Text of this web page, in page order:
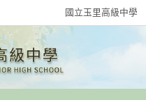
國立玉里高級中學